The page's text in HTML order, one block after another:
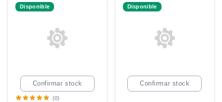
Confirmar stock
Disponible
(0)
Confirmar stock
Disponible